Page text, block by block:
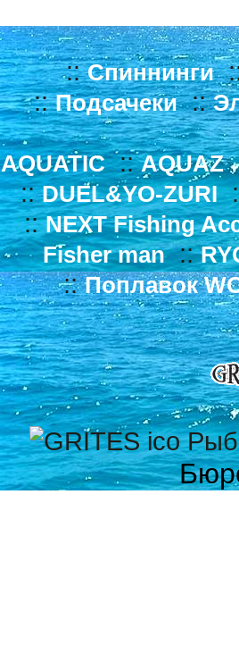
::Спиннинги
::Подсачеки::
AQUATIC::AQUAZ
::DUEL&YO-ZURI
::NEXT Fishing
Fisher man::
::Поплавок